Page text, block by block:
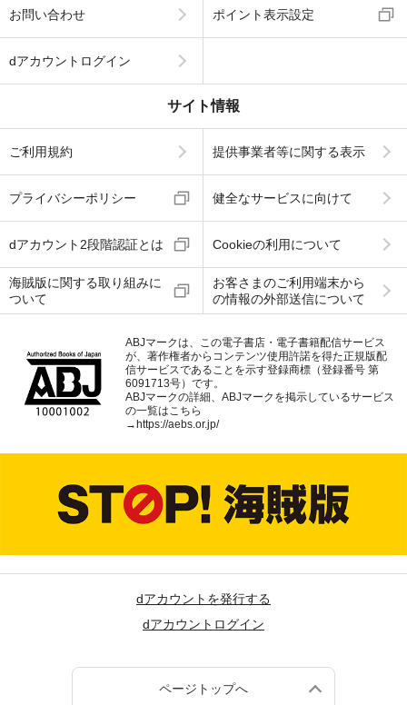
お問い合わせ ポイント表示設定
dアカウントログイン
サイト情報
ご利用規約 提供事業者等に関する表示
プライバシーポリシー 健全なサービスに向けて
dアカウント2段階認証とは Cookieの利用について
海賊版に関する取り組みに
ついて
お客さまのご利用端末から
の情報の外部送信について
ABJマークは、この電子書店・電子書籍配信サービス
が、著作権者からコンテンツ使用許諾を得た正規版配
信サービスであることを示す登録商標（登録番号 第
6091713号）です。
ABJマークの詳細、ABJマークを掲示しているサービス
の一覧はこちら
→ https://aebs.or.jp/
dアカウントを発行する
dアカウントログイン
ページトップへ